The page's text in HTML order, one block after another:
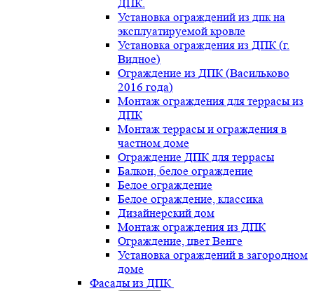
ДПК.
Установка ограждений из дпк на
эксплуатируемой кровле
Установка ограждения из ДПК (г.
Видное)
Ограждение из ДПК (Васильково
2016 года)
Монтаж ограждения для террасы из
ДПК
Монтаж террасы и ограждения в
частном доме
Ограждение ДПК для террасы
Балкон, белое ограждение
Белое ограждение
Белое ограждение, классика
Дизайнерский дом
Монтаж ограждения из ДПК
Ограждение, цвет Венге
Установка ограждений в загородном
доме
Фасады из ДПК